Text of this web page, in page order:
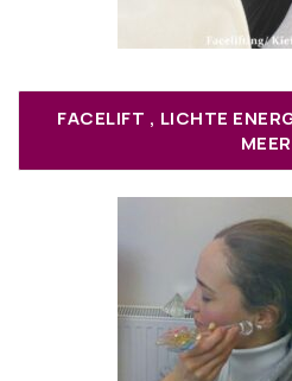
FACELIFT , LICHTE
MEER